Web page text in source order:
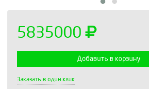
5835000
Добавить в корзину
Заказать в один клик